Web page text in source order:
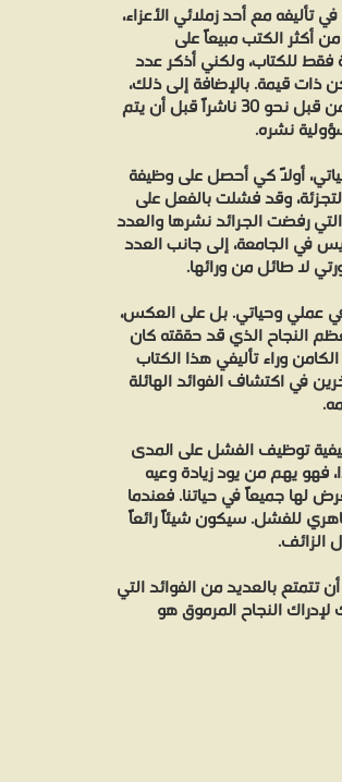
مع أحد زملائي الأعزاء،
أكثر الكتب مبيعاً على
فقط للكتاب، ولكني أذكر عدد
ذات قيمة. بالإضافة إلى ذلك،
فإنهم يغفلون أيضاً حقيقة أن الكتاب تمَّ رفض نشره من قبل نحو 30 ناشراً قبل أن يتم
نشره.
أولاً كي أحصل على وظيفة
وقد فشلت بالفعل على
رفضت الجرائد نشرها والعدد
في الجامعة، إلى جانب العدد
لا طائل من ورائها.
عملي وحياتي. بل على العكس،
النجاح الذي قد حققته كان
وراء تأليفي هذا الكتاب
في اكتشاف الفوائد الهائلة
توظيف الفشل على المدى
فهو يهم من يود زيادة وعيه
لها جميعاً في حياتنا. فعندما
للفشل. سيكون شيئاً رائعاً
الزائف.
تتمتع بالعديد من الفوائد التي
النجاح المرموق هو